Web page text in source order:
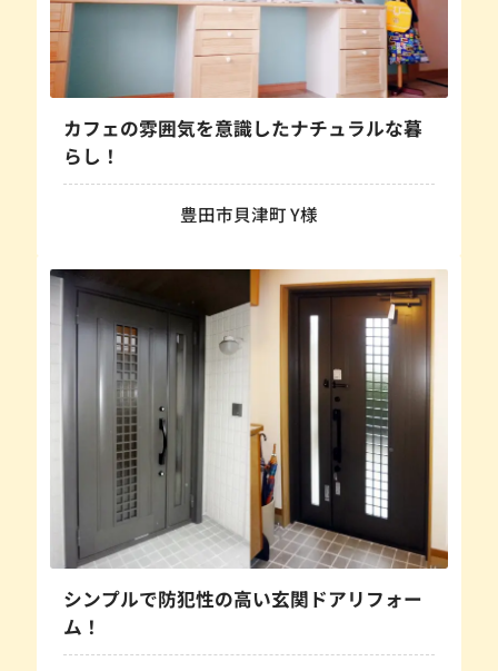
カフェの雰囲気を意識したナチュラルな暮
らし！
豊田市貝津町 Y様
シンプルで防犯性の高い玄関ドアリフォー
ム！